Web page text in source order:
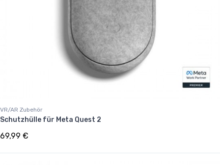
VR/AR Zubehör
Schutzhülle für Meta Quest 2
69,99 €